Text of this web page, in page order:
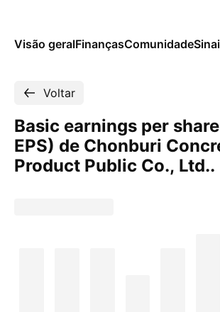
Visão geralFinançasComunidade
Voltar
Basic earnings per
EPS) de Chonburi
Product Public Co., Ltd..